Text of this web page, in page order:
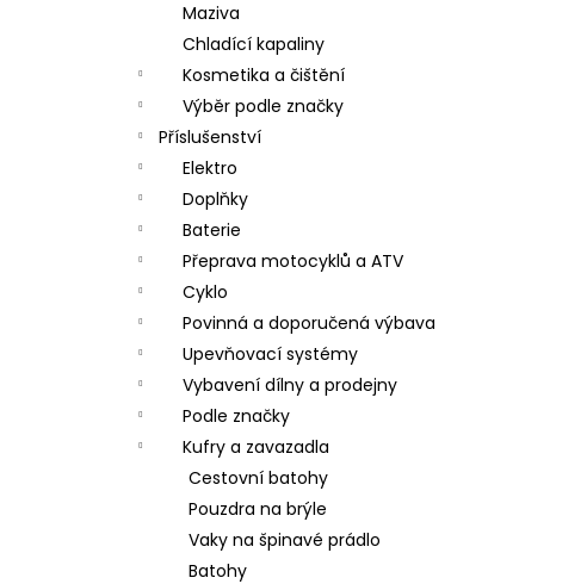
Maziva
Chladící kapaliny
Kosmetika a čištění
Výběr podle značky
Příslušenství
Elektro
Doplňky
Baterie
Přeprava motocyklů a ATV
Cyklo
Povinná a doporučená výbava
Upevňovací systémy
Vybavení dílny a prodejny
Podle značky
Kufry a zavazadla
Cestovní batohy
Pouzdra na brýle
Vaky na špinavé prádlo
Batohy